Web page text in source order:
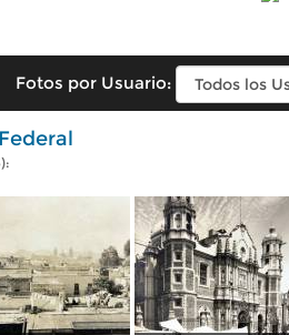
Fotos por Usuario: